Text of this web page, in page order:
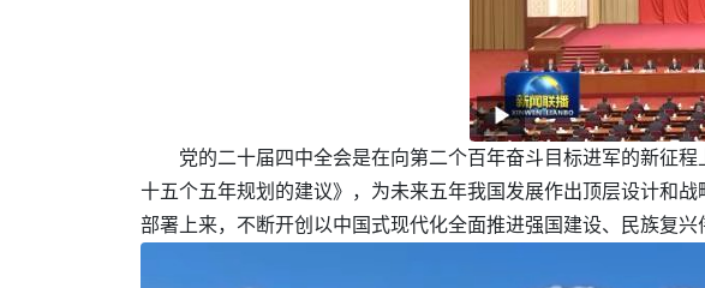
党的二十届四中全会是在向第二个百年奋斗目标进军的新征
十五个五年规划的建议》，为未来五年我国发展作出顶层设计和
部署上来，不断开创以中国式现代化全面推进强国建设、民族复兴